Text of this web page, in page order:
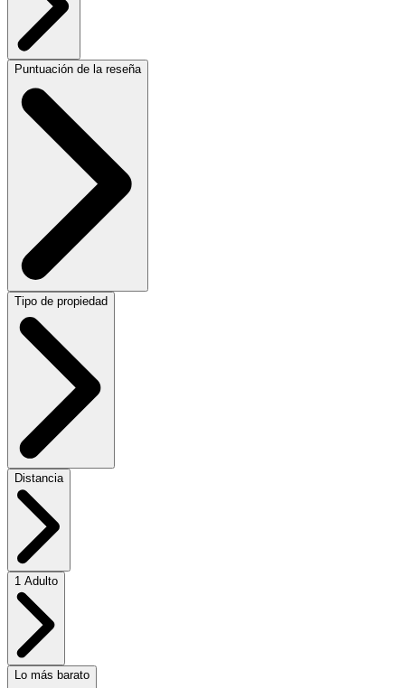
Puntuación de la reseña
Tipo de propiedad
Distancia
1 Adulto
Lo más barato